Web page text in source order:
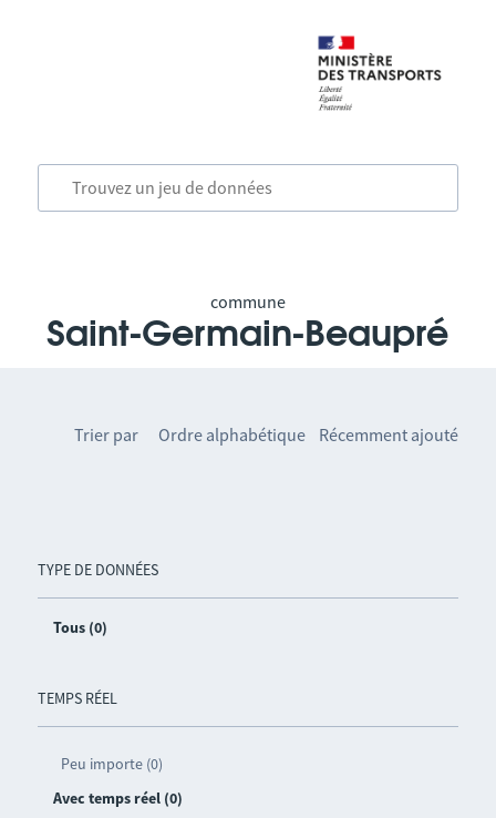
commune
Saint-Germain-Beaupré
TYPE DE DONNÉES
Tous (0)
TEMPS RÉEL
Peu importe (0)
Avec temps réel (0)
Trier par Ordre alphabétique Récemment ajouté